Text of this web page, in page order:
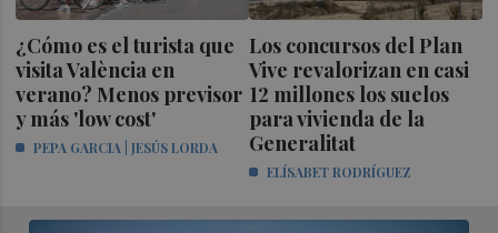
¿Cómo es el turista que
visita València en
verano? Menos previsor
y más 'low cost'
PEPA GARCIA | JESÚS LORDA
Los concursos del Plan
Vive revalorizan en casi
12 millones los suelos
para vivienda de la
Generalitat
ELÍSABET RODRÍGUEZ